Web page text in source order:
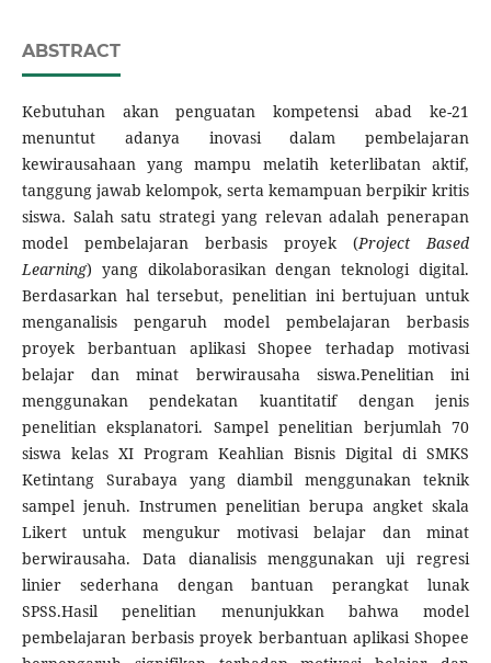
ABSTRACT
Kebutuhan akan penguatan kompetensi abad ke-21
menuntut adanya inovasi dalam pembelajaran
kewirausahaan yang mampu melatih keterlibatan aktif,
tanggung jawab kelompok, serta kemampuan berpikir kritis
siswa. Salah satu strategi yang relevan adalah penerapan
model pembelajaran berbasis proyek (Project Based
Learning) yang dikolaborasikan dengan teknologi digital.
Berdasarkan hal tersebut, penelitian ini bertujuan untuk
menganalisis pengaruh model pembelajaran berbasis
proyek berbantuan aplikasi Shopee terhadap motivasi
belajar dan minat berwirausaha siswa.Penelitian ini
menggunakan pendekatan kuantitatif dengan jenis
penelitian eksplanatori. Sampel penelitian berjumlah 70
siswa kelas XI Program Keahlian Bisnis Digital di SMKS
Ketintang Surabaya yang diambil menggunakan teknik
sampel jenuh. Instrumen penelitian berupa angket skala
Likert untuk mengukur motivasi belajar dan minat
berwirausaha. Data dianalisis menggunakan uji regresi
linier sederhana dengan bantuan perangkat lunak
SPSS.Hasil penelitian menunjukkan bahwa model
pembelajaran berbasis proyek berbantuan aplikasi Shopee